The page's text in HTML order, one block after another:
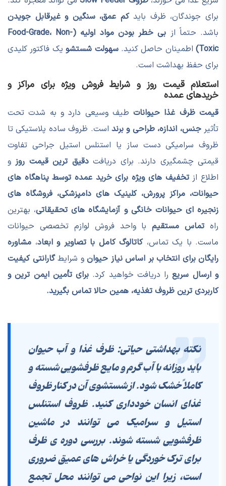
برای جوندگان، ظرف بایدکم عمق، سنگین و غیرقابل جویدن
باشد. حتماً از
بی خطر بودن مواد اولیه (Food-Grade، Non-
Toxic) اطمینان حاصل کنید.سهولت شستشویک فاکتور کلیدی
برای حفظ بهداشت است.
استعلام قیمت روز و شرایط فروش ویژه برای مراکز و
خریدهای عمده
قیمت ظرف غذا حیواناتطیف وسیعی دارد و به شدت تحت
تأثیرجنس، اندازه، طراحی و برند است. ظروف ساده پلاستیکی تا
ظروف سرامیکی دست ساز یا استنلس استیل جراحی تفاوت
قیمتی چشمگیری دارند. برای دریافتدقیق ترین قیمت روزو
اطلاع ازتخفیف های ویژه برای خرید عمده توسط پناهگاه های
حیوانات، مراکز پرورش، کلینیک های دامپزشکی، فروشگاه های
زنجیره ای حیوانات خانگی و آزمایشگاه های تحقیقاتی، بهترین
راه تماس مستقیمبا واحد فروش لوازم تخصصی حیوانات
ماست. با یک تماس،کاتالوگ کامل با تصاویر و ابعاد، مشاوره
رایگان برای انتخاب بر اساس نیاز حیوان و شرایطگارانتی کیفیت
و ارسال سریعرا دریافت خواهید کرد. برای تأمین ایمن ترین و
کاربردی ترین ظروف تغذیه، همین حالا تماس بگیرید.
نکته بهداشتی حیاتی: ظرف غذا و آب حیوان
بایدروزانه با آب گرم و مایع ظرفشویی شسته و
کاملاً خشک شود. از شستشوی آن در کنار ظروف
غذای انسان خودداری کنید. ظروف استنلس
استیل و سرامیک می توانند در ماشین
ظرفشویی شسته شوند. بررسی دوره ی ظرف
برای ترک خوردگی یا خراش های عمیق ضروری
است، زیرا این نواحی می توانند محل تجمع